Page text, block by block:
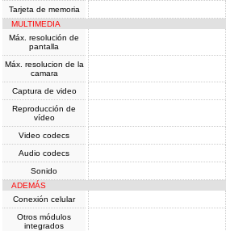
Tarjeta de memoria
MULTIMEDIA
Máx. resolución de
pantalla
Máx. resolucion de la
camara
Captura de video
Reproducción de
vídeo
Video codecs
Audio codecs
Sonido
ADEMÁS
Conexión celular
Otros módulos
integrados